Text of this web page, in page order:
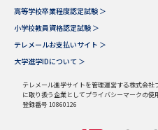
大学で学べる内容や特徴を
高等学校卒業程度認定試験 ＞
小学校教員資格認定試験 ＞
テレメールお支払いサイト ＞
大学進学IDについて ＞
テレメール進学サイトを管理運営する株式会
に取り扱う企業としてプライバシーマークの使
登録番号 10860126